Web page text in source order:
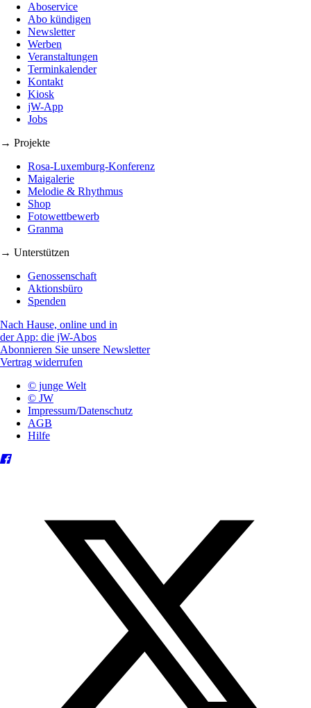
Aboservice
Abo kündigen
Newsletter
Werben
Veranstaltungen
Terminkalender
Kontakt
Kiosk
jW-App
Jobs
→ Projekte
Rosa-Luxemburg-Konferenz
Maigalerie
Melodie & Rhythmus
Shop
Fotowettbewerb
Granma
→ Unterstützen
Genossenschaft
Aktionsbüro
Spenden
Nach Hause, online und in
der App: die jW-Abos
Abonnieren Sie unsere Newsletter
Vertrag widerrufen
© junge Welt
© JW
Impressum/Datenschutz
AGB
Hilfe